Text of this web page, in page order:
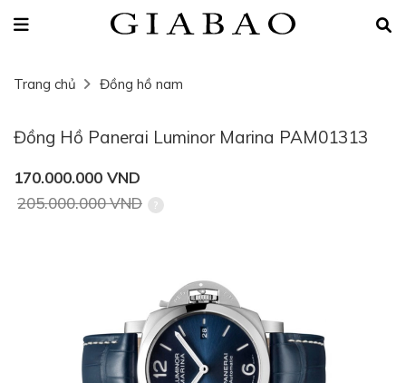
Trang chủ Đồng hồ nam
Đồng Hồ Panerai Luminor Marina PAM01313
170.000.000 VND
205.000.000 VND